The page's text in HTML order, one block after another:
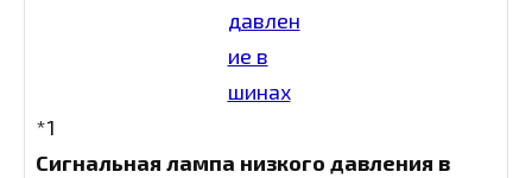
*1
Сигнальная лампа низкого давления в